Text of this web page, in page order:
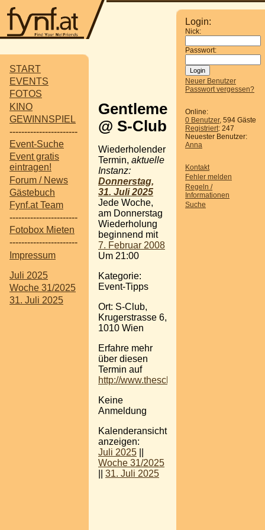
START
EVENTS
FOTOS
KINO
GEWINNSPIEL
-----------------------
Event-Suche
Event gratis
eintragen!
Forum / News
Gästebuch
Fynf.at Team
-----------------------
Fotobox Mieten
-----------------------
Impressum
Juli 2025
Woche 31/2025
31. Juli 2025
Login:
Nick:
Passwort:
Neuer Benutzer
Passwort vergessen?
Online:
0 Benutzer, 594 Gäste
Registriert: 247
Neuester Benutzer:
Anna
Kontakt
Fehler melden
Regeln /
Informationen
Suche
Gentlemen
@ S-Club
Wiederholender
Termin, aktuelle
Instanz:
Donnerstag,
31. Juli 2025
Jede Woche,
am Donnerstag
Wiederholung
beginnend mit
7. Februar 2008
Um 21:00
Kategorie:
Event-Tipps
Ort: S-Club,
Krugerstrasse 6,
1010 Wien
Erfahre mehr
über diesen
Termin auf
http://www.thesclub.at/
Keine
Anmeldung
Kalenderansicht
anzeigen:
Juli 2025
Woche 31/2025
31. Juli 2025